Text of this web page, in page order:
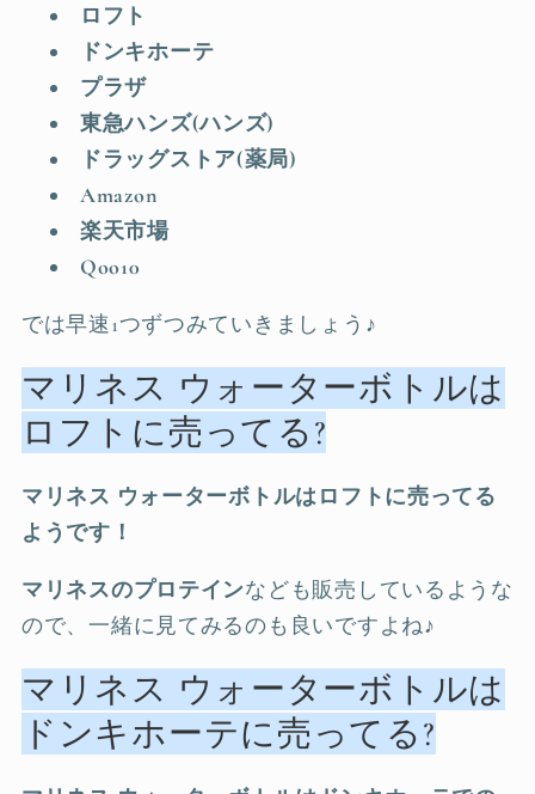
ロフト
ドンキホーテ
プラザ
東急ハンズ(ハンズ)
ドラッグストア(薬局)
Amazon
楽天市場
Qoo10
では早速1つずつみていきましょう♪
マリネス ウォーターボトルは
ロフトに売ってる?
マリネス ウォーターボトルはロフトに売ってる
ようです！
マリネスのプロテインなども販売しているような
ので、一緒に見てみるのも良いですよね♪
マリネス ウォーターボトルは
ドンキホーテに売ってる?